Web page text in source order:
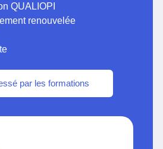
QUALIOPI
renouvelée
par les formations